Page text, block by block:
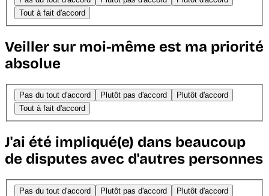
Tout à fait d'accord
Veiller sur moi-même est ma priorité
absolue
Pas du tout d'accord Plutôt pas d'accord
Plutôt d'accord
Tout à fait d'accord
J'ai été impliqué(e) dans beaucoup
de disputes avec d'autres personnes
Pas du tout d'accord Plutôt pas d'accord
Plutôt d'accord